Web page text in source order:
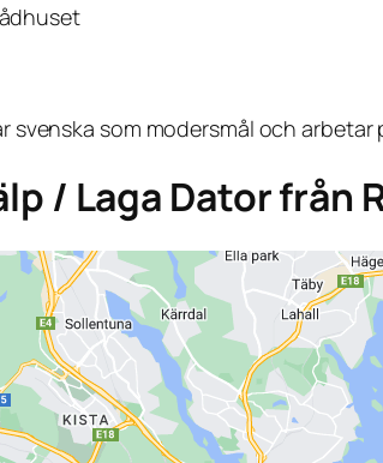
svenska som modersmål och
/ Laga Dator från